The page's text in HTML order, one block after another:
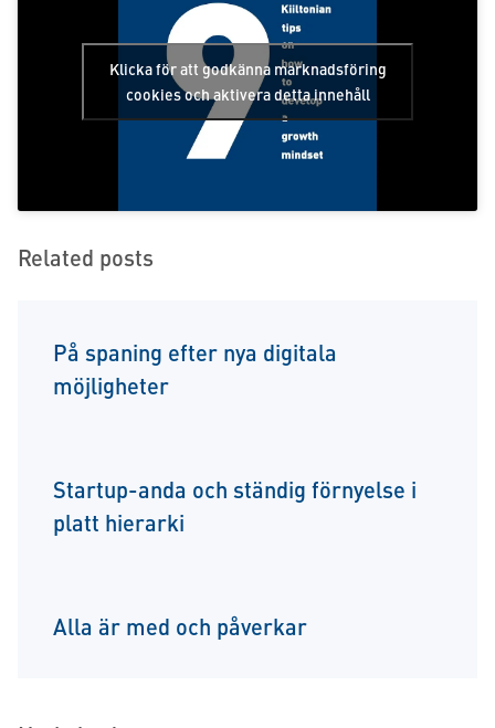
Klicka för att godkänna marknadsföring
cookies och aktivera detta innehåll
Related posts
På spaning efter nya digitala
möjligheter
Startup-anda och ständig förnyelse i
platt hierarki
Alla är med och påverkar